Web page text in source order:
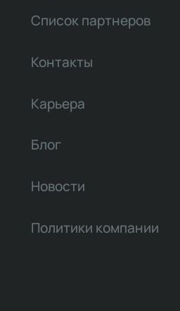
Список партнеров
Контакты
Карьера
Блог
Новости
Политики компании